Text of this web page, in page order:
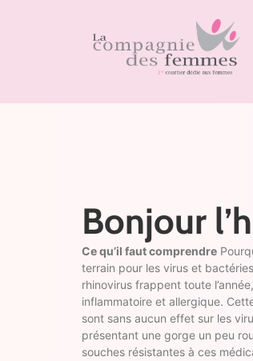
Bonjour
Ce qu’il faut comprendre
terrain pour les virus et
rhinovirus frappent toute
inflammatoire et allergique.
sont sans aucun effet sur les
présentant une gorge un peu
souches résistantes à ces